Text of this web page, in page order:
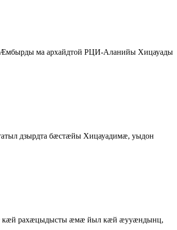
ма архайдтой РЦИ-Аланийы Хицауады
дзырдта бæстæйы Хицауадимæ, уыдон
кæй рахæцыдысты æмæ йыл кæй æууæндынц,